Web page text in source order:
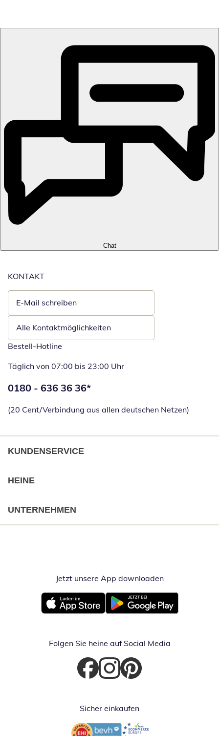
Chat
KONTAKT
E-Mail schreiben
Öffnet E-Mail-Client
Alle Kontaktmöglichkeiten
Bestell-Hotline
Täglich von 07:00 bis 23:00 Uhr
Telefonnummer:
0180 - 636 36 36*
(20 Cent/Verbindung aus allen deutschen Netzen)
KUNDENSERVICE
HEINE
UNTERNEHMEN
Jetzt unsere App downloadenÖffnet in
Öffnet in neuem FensterÖffnet in neuem Fenster
Folgen Sie heine auf Social Media
Öffnet in neuem Fenster
Öffnet in neuem Fenster
Öffnet in neuem Fenster
Sicher einkaufen